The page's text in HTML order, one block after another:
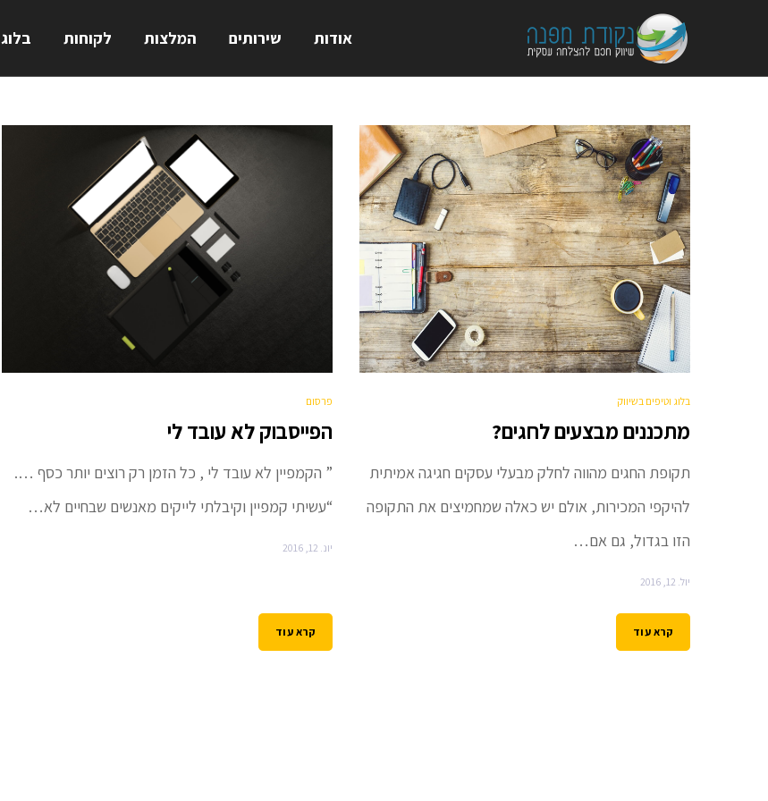
content
אודות שירותים המלצות לקוחות בלוג
מחבר:
DANEKO
בלוג וטיפים בשיווק
מתכננים מבצעים לחגים?
תקופת החגים מהווה לחלק מבעלי עסקים חגיגה אמיתית
להיקפי המכירות, אולם יש כאלה שמחמיצים את התקופה
הזו בגדול, גם אם…
יול. 12, 2016
קרא עוד
פרסום
הפייסבוק לא עובד לי
” הקמפיין לא עובד לי , כל הזמן רק רוצים יותר כסף ….
“עשיתי קמפיין וקיבלתי לייקים מאנשים שבחיים לא…
יונ. 12, 2016
קרא עוד